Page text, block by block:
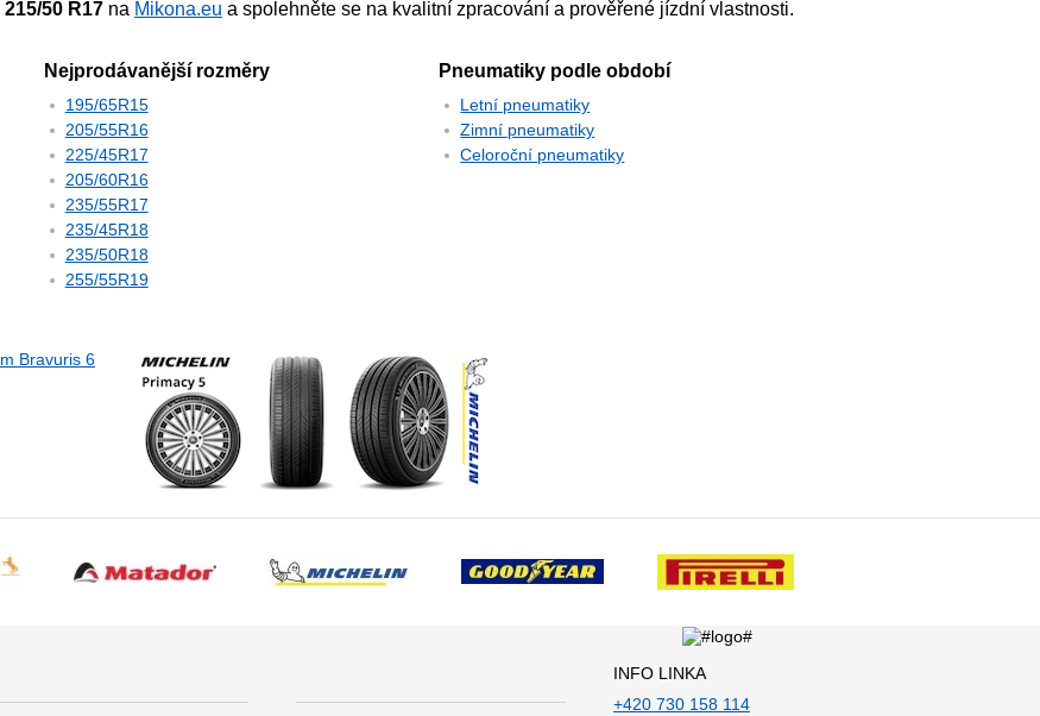
215/50 R17 na Mikona.eu a spolehněte se na kvalitní zpracování a prověřené jízdní vlastnosti.
Nejprodávanější rozměry
195/65R15
205/55R16
225/45R17
205/60R16
235/55R17
235/45R18
235/50R18
255/55R19
Pneumatiky podle období
Letní pneumatiky
Zimní pneumatiky
Celoroční pneumatiky
INFO LINKA
+420 730 158 114